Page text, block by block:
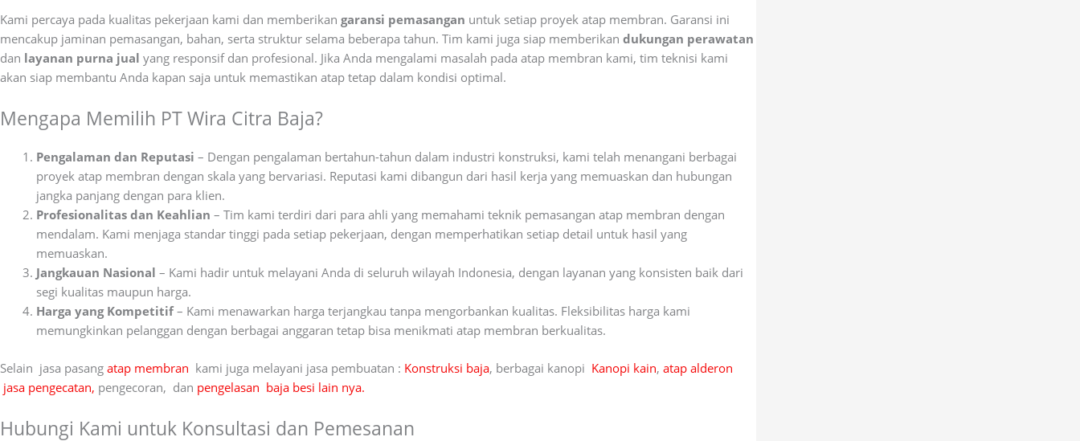
Kami percaya pada kualitas pekerjaan kami dan memberikan garansi pemasangan untuk setiap proyek atap membran. Garansi ini
mencakup jaminan pemasangan, bahan, serta struktur selama beberapa tahun. Tim kami juga siap memberikan dukungan perawatan
dan layanan purna jual yang responsif dan profesional. Jika Anda mengalami masalah pada atap membran kami, tim teknisi kami
akan siap membantu Anda kapan saja untuk memastikan atap tetap dalam kondisi optimal.
Mengapa Memilih PT Wira Citra Baja?
Pengalaman dan Reputasi – Dengan pengalaman bertahun-tahun dalam industri konstruksi, kami telah menangani berbagai
proyek atap membran dengan skala yang bervariasi. Reputasi kami dibangun dari hasil kerja yang memuaskan dan hubungan
jangka panjang dengan para klien.
Profesionalitas dan Keahlian – Tim kami terdiri dari para ahli yang memahami teknik pemasangan atap membran dengan
mendalam. Kami menjaga standar tinggi pada setiap pekerjaan, dengan memperhatikan setiap detail untuk hasil yang
memuaskan.
Jangkauan Nasional – Kami hadir untuk melayani Anda di seluruh wilayah Indonesia, dengan layanan yang konsisten baik dari
segi kualitas maupun harga.
Harga yang Kompetitif– Kami menawarkan harga terjangkau tanpa mengorbankan kualitas. Fleksibilitas harga kami
memungkinkan pelanggan dengan berbagai anggaran tetap bisa menikmati atap membran berkualitas.
Selain jasa pasang atap membran kami juga melayani jasa pembuatan : Konstruksi baja, berbagai kanopi Kanopi kain, atap alderon
jasa pengecatan, pengecoran, dan pengelasan baja besi lain nya.
Hubungi Kami untuk Konsultasi dan Pemesanan